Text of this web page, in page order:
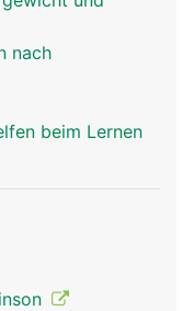
nach
beim Lernen